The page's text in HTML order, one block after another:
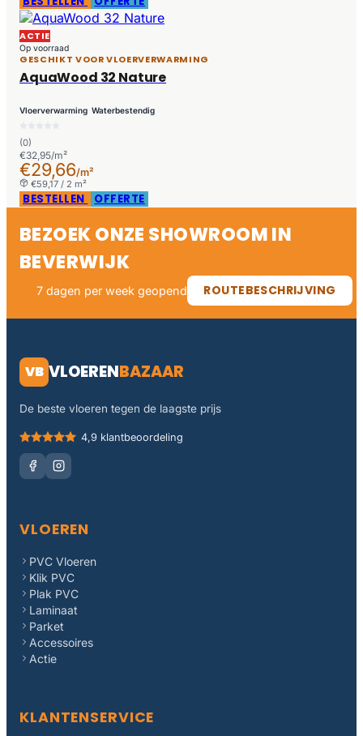
ACTIE
Op voorraad
GESCHIKT VOOR VLOERVERWARMING
AquaWood 32 Nature
Vloerverwarming Waterbestendig
(0)
€32,95/m²
€29,66/m²
€59,17 / 2 m²
BESTELLEN OFFERTE
BEZOEK ONZE SHOWROOM IN
BEVERWIJK
7 dagen per week geopend ROUTEBESCHRIJVING
VB VLOERENBAZAAR
De beste vloeren tegen de laagste prijs
4,9 klantbeoordeling
VLOEREN
PVC Vloeren
Klik PVC
Plak PVC
Laminaat
Parket
Accessoires
Actie
KLANTENSERVICE